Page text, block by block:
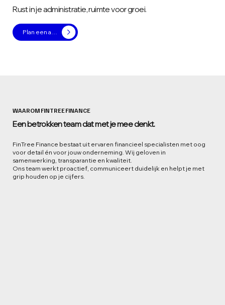
Rust in je administratie, ruimte voor groei.
WAAROM FINTREE FINANCE
Eenbetrokkenteam dat met je mee denkt.
FinTree Finance bestaat uit ervaren financieel specialisten met oog
voor detail én voor jouw onderneming. Wij geloven in
samenwerking, transparantie en kwaliteit.
Ons team werkt proactief, communiceert duidelijk en helpt je met
grip houden op je cijfers.